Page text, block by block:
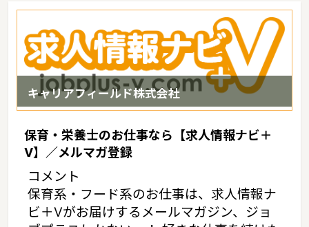
キャリアフィールド株式会社
保育・栄養士のお仕事なら【求人情報ナビ＋
V】／メルマガ登録
コメント
保育系・フード系のお仕事は、求人情報ナ
ビ＋Vがお届けするメールマガジン、ジョ